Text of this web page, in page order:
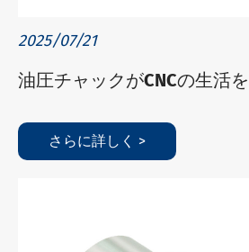
2025/07/21
油圧チャックがCNCの生活
さらに詳しく >